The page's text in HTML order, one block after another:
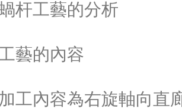
杆工藝的分析
藝的內容
工內容為右旋軸向直